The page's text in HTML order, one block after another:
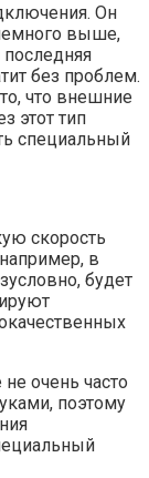
Он
выше,
последняя
без проблем.
что внешние
этот тип
специальный
скорость
в
будет
очень часто
поэтому